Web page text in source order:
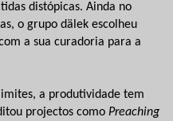
distópicas. Ainda no
o grupo dälek escolheu
a sua curadoria para a
a produtividade tem
projectos como Preaching